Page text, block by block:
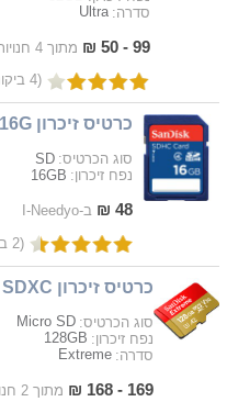
סדרה: Ultra
99 - 50 ₪
מתוך 4 חנויות
(4 ביקורות גולשים)
כרטיס זיכרון SanDisk SDSDB-016G
סוג הכרטיס: SD
נפח זיכרון: 16GB
48 ₪
ב-I-Needyo
(2 ביקורות גולשים)
כרטיס זיכרון SanDisk Extreme Micro SDXC...
סוג הכרטיס: Micro SD
נפח זיכרון: 128GB
סדרה: Extreme
169 - 168 ₪
מתוך 2 חנויות